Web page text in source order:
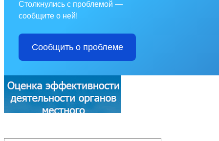
Столкнулись с проблемой —
сообщите о ней!
Сообщить о проблеме